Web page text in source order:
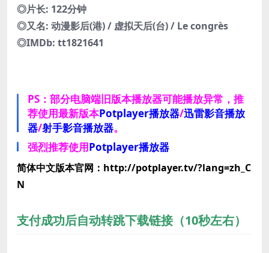
◎片长: 122分钟
◎又名: 动漫影后(港) / 虚拟天后(台) / Le congrès
◎IMDb: tt1821641
PS：部分电脑端旧版本播放器可能播放异常，推
荐使用最新版本Potplayer播放器/迅雷影音播放
器/射手影音播放器。
强烈推荐使用Potplayer播放器
简体中文版本官网：http://potplayer.tv/?lang=zh_C
N
支付成功后自动转跳下载链接（10秒左右）